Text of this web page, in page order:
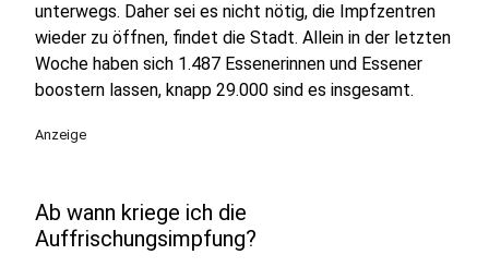
unterwegs. Daher sei es nicht nötig, die Impfzentren
wieder zu öffnen, findet die Stadt. Allein in der letzten
Woche haben sich 1.487 Essenerinnen und Essener
boostern lassen, knapp 29.000 sind es insgesamt.
Anzeige
Ab wann kriege ich die
Auffrischungsimpfung?